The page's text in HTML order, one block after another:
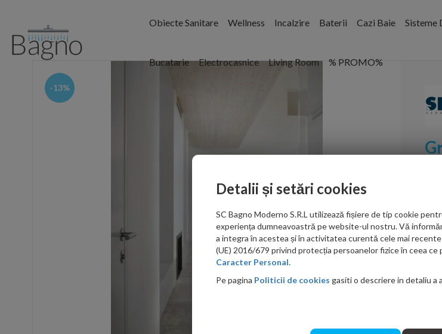
Obiecte Sanitare Wellness Incalzire Baterii Cazi Baie Sisteme
Bucatarie Electrocasnice Living Room % PROMO%
-13%
Detalii și setări cookies
SC Bagno Moderno S.R.L utilizează fișiere de tip cookie
experiența dumneavoastră pe website-ul nostru. Vă
a integra în acestea și în activitatea curentă cele mai
(UE) 2016/679 privind protecția persoanelor fizice în ceea ce
Caracter Personal.
Pe pagina Politicii de cookies gasiti o descriere in detaliu a